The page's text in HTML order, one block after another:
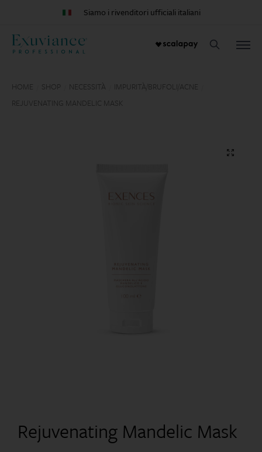
Siamo i rivenditori ufficiali italiani
HOME SHOP NECESSITÀ IMPURITÀ/BRUFOLI/ACNE
REJUVENATING MANDELIC MASK
🔍
Rejuvenating Mandelic Mask